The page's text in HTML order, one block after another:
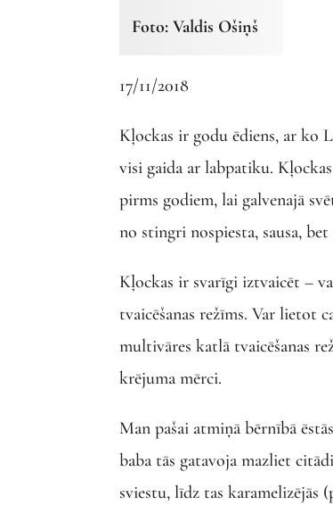
Foto: Valdis Ošiņš
17/11/2018
Kļockas ir godu ēdiens, ar ko
visi gaida ar labpatiku.
pirms godiem, lai galvenajā
no stingri nospiesta, sausa,
Kļockas ir svarīgi iztvaicēt –
tvaicēšanas režīms. Var lietot
multivāres katlā tvaicēšanas
krējuma mērci.
Man pašai atmiņā bērnībā
baba tās gatavoja mazliet
sviestu, līdz tas karamelizējās